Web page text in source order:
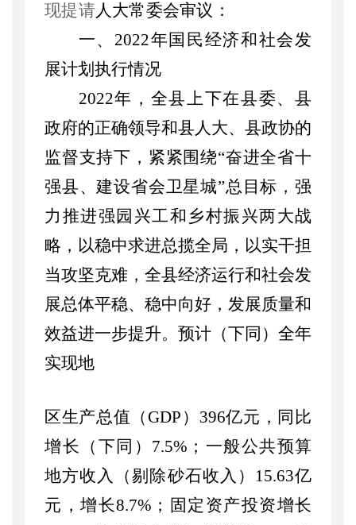
现提请人大常委会审议：
一、 2022年国民经济和社会发
展计划执行情况
2022年， 全县上下在县委、县
政府的正确领导和县人大、县政协的
监督支持下，紧紧围绕“奋进全省十
强县、建设省会卫星城”总目标， 强
力推进强园兴工和乡村振兴两大战
略 ，以稳中求进总揽全局，以实干担
当攻坚克难，全县经济运行和社会发
展总体平稳、 稳中向好，发展质量和
效益进一步提升。预计（下同）全年
实现地
区生产总值（GDP）396亿元，同比
增长（下同）7.5%；一般公共预算
地方收入（剔除砂石收入）15.63亿
元，增长8.7%；固定资产投资增长